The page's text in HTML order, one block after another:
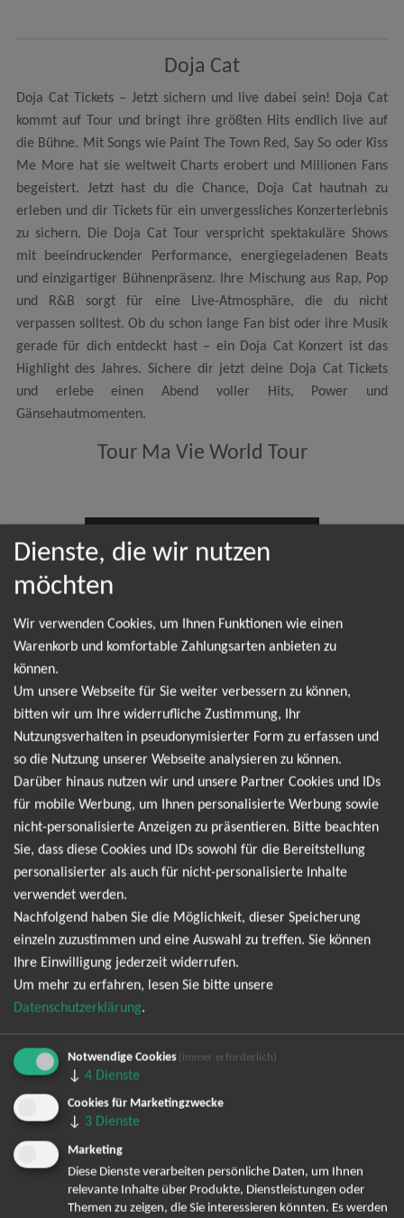
Doja Cat
Doja Cat Tickets – Jetzt sichern und live dabei sein! Doja Cat
kommt auf Tour und bringt ihre größten Hits endlich live auf
die Bühne. Mit Songs wie Paint The Town Red, Say So oder Kiss
Me More hat sie weltweit Charts erobert und Millionen Fans
begeistert. Jetzt hast du die Chance, Doja Cat hautnah zu
erleben und dir Tickets für ein unvergessliches Konzerterlebnis
zu sichern. Die Doja Cat Tour verspricht spektakuläre Shows
mit beeindruckender Performance, energiegeladenen Beats
und einzigartiger Bühnenpräsenz. Ihre Mischung aus Rap, Pop
und R&B sorgt für eine Live-Atmosphäre, die du nicht
verpassen solltest. Ob du schon lange Fan bist oder ihre Musik
gerade für dich entdeckt hast – ein Doja Cat Konzert ist das
Highlight des Jahres. Sichere dir jetzt deine Doja Cat Tickets
und erlebe einen Abend voller Hits, Power und
Gänsehautmomenten.
Tour Ma Vie World Tour
NEWSLETTER
Wir informieren dich jedoch gerne direkt, sobald
es neue Termine gibt. Einfach hier für den Doja
Cat Newsletter anmelden und keine Angebote
und Tourdaten mehr verpassen!
Ich möchte den regelmäßig erscheinenden Newsletter
abonnieren und bin daher mit einer Speicherung meiner E-
Mail-Adresse zum Zweck der Zustellung des Newsletters
entsprechend derDatenschutzerklärungeinverstanden. Den
Newsletter kann ich jederzeit wieder abbestellen.
Bereits angemeldet? Hier können Sie sich abmelden ...
TOP-Events
André Rieu Tickets
David Garrett Tickets
Dienste, die wir nutzen
möchten
Wir verwenden Cookies, um Ihnen Funktionen wie einen
Warenkorb und komfortable Zahlungsarten anbieten zu
können.
Um unsere Webseite für Sie weiter verbessern zu können,
bitten wir um Ihre widerrufliche Zustimmung, Ihr
Nutzungsverhalten in pseudonymisierter Form zu erfassen und
so die Nutzung unserer Webseite analysieren zu können.
Darüber hinaus nutzen wir und unsere Partner Cookies und IDs
für mobile Werbung, um Ihnen personalisierte Werbung sowie
nicht-personalisierte Anzeigen zu präsentieren. Bitte beachten
Sie, dass diese Cookies und IDs sowohl für die Bereitstellung
personalisierter als auch für nicht-personalisierte Inhalte
verwendet werden.
Nachfolgend haben Sie die Möglichkeit, dieser Speicherung
einzeln zuzustimmen und eine Auswahl zu treffen. Sie können
Ihre Einwilligung jederzeit widerrufen.
Um mehr zu erfahren, lesen Sie bitte unsere
Datenschutzerklärung.
Notwendige Cookies (immer erforderlich)
↓ 4 Dienste
Cookies für Marketingzwecke
↓ 3 Dienste
Marketing
Diese Dienste verarbeiten persönliche Daten, um Ihnen
relevante Inhalte über Produkte, Dienstleistungen oder
Themen zu zeigen, die Sie interessieren könnten. Es werden